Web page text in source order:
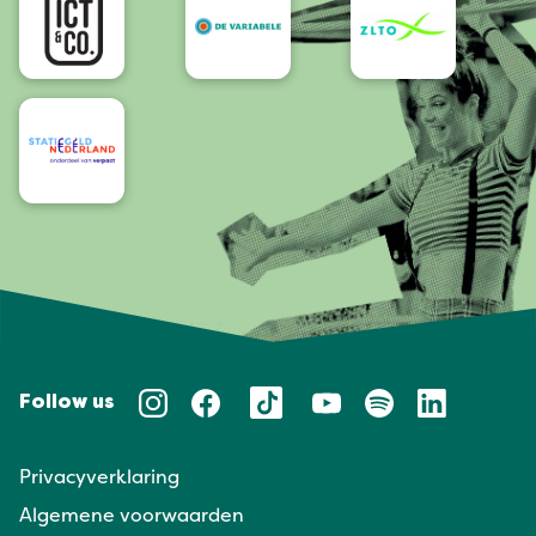
Follow us
Privacyverklaring
Algemene voorwaarden